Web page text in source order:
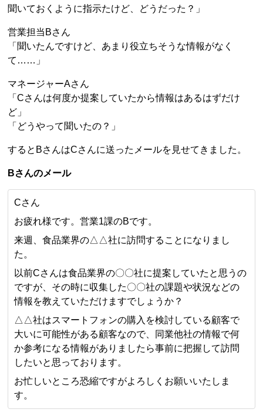
聞いておくように指示たけど、どうだった？」
営業担当Bさん
「聞いたんですけど、あまり役立ちそうな情報がなく
て……」
マネージャーAさん
「Cさんは何度か提案していたから情報はあるはずだけ
ど」
「どうやって聞いたの？」
するとBさんはCさんに送ったメールを見せてきました。
Bさんのメール
Cさん
お疲れ様です。営業1課のBです。
来週、食品業界の△△社に訪問することになりまし
た。
以前Cさんは食品業界の〇〇社に提案していたと思うの
ですが、その時に収集した〇〇社の課題や状況などの
情報を教えていただけますでしょうか？
△△社はスマートフォンの購入を検討している顧客で
大いに可能性がある顧客なので、同業他社の情報で何
か参考になる情報がありましたら事前に把握して訪問
したいと思っております。
お忙しいところ恐縮ですがよろしくお願いいたしま
す。